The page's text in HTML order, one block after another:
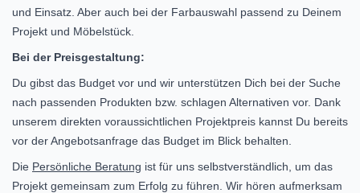
und Einsatz. Aber auch bei der Farbauswahl passend zu Deinem
Projekt und Möbelstück.
Bei der Preisgestaltung:
Du gibst das Budget vor und wir unterstützen Dich bei der Suche
nach passenden Produkten bzw. schlagen Alternativen vor. Dank
unserem direkten voraussichtlichen Projektpreis kannst Du bereits
vor der Angebotsanfrage das Budget im Blick behalten.
Die Persönliche Beratung ist für uns selbstverständlich, um das
Projekt gemeinsam zum Erfolg zu führen. Wir hören aufmerksam